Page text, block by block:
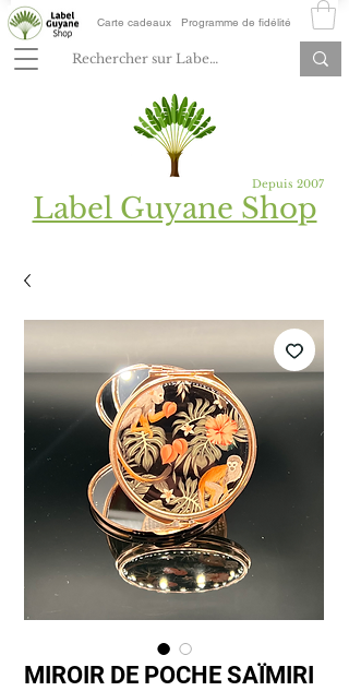
Carte cadeaux Programme de fidélité
Depuis 2007
Label Guyane Shop
MIROIR DE POCHE SAÏMIRI